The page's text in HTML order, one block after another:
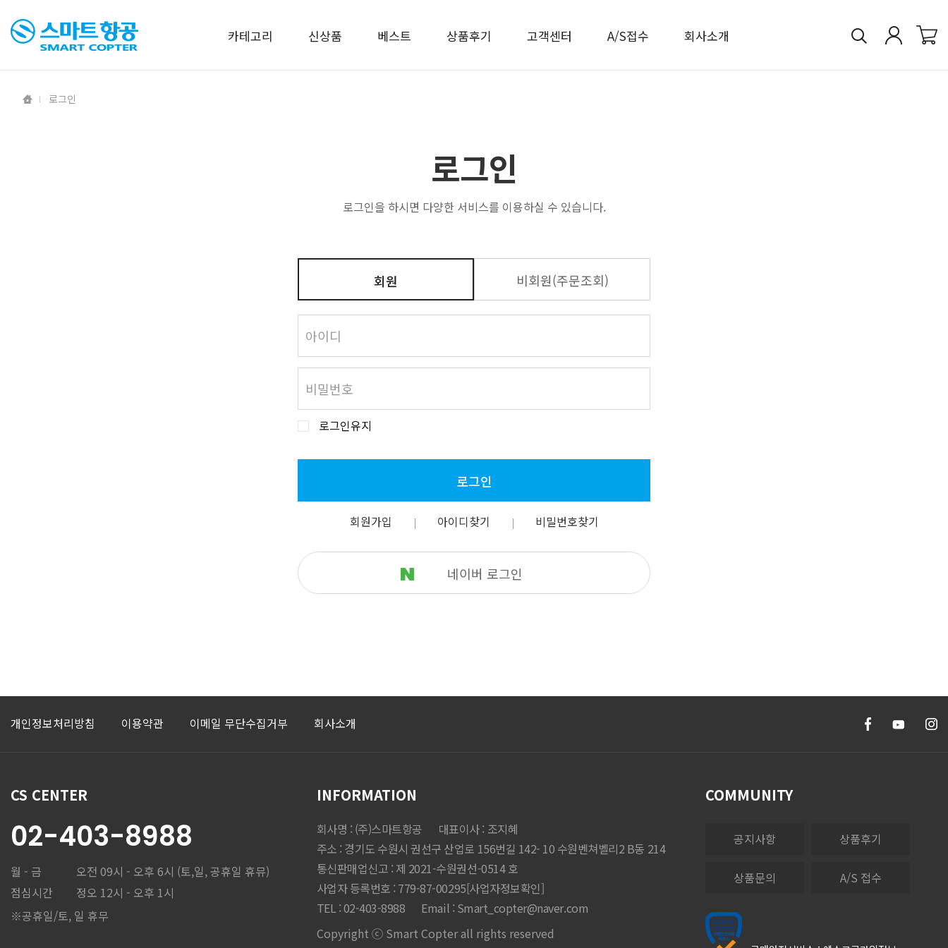
카테고리 신상품 베스트 상품후기 고객센터 A/S접수 회사소개
로그인
로그인
로그인을 하시면 다양한 서비스를 이용하실 수 있습니다.
회원 비회원(주문조회)
로그인유지
로그인
회원가입 아이디찾기 비밀번호찾기
네이버 로그인
개인정보처리방침 이용약관 이메일 무단수집거부 회사소개
CS CENTER
02-403-8988
월 - 금
오전 09시 - 오후 6시 (토,일, 공휴일 휴뮤)
점심시간
정오 12시 - 오후 1시
※공휴일/토, 일 휴무
INFORMATION
회사명 : (주)스마트항공
대표이사 : 조지혜
주소 : 경기도 수원시 권선구 산업로 156번길 142- 10 수원벤쳐벨리2 B동 214
통신판매업신고 : 제 2021-수원권선-0514 호
사업자 등록번호 : 779-87-00295[사업자정보확인]
TEL : 02-403-8988
Email :Smart_copter@naver.com
Copyright ⓒ Smart Copter all rights reserved
COMMUNITY
공지사항 상품후기
상품문의 A/S 접수